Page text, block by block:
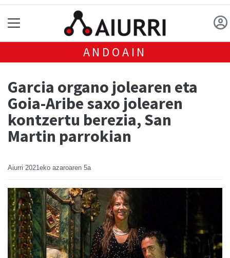
ANDOAIN
Garcia organo jolearen eta
Goia-Aribe saxo jolearen
kontzertu berezia, San
Martin parrokian
Aiurri 2021eko azaroaren 5a